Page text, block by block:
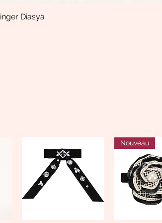
Aperçu rapide
Diasya
Nouveau